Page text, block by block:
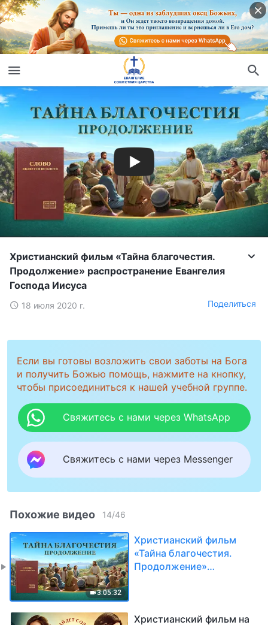
Христианский фильм «Тайна благочестия.
Продолжение» распространение Евангелия
Господа Иисуса
18 июля 2020 г. Поделиться
Если вы готовы возложить свои заботы на Бога
и получить Божью помощь, нажмите на кнопку,
чтобы присоединиться к нашей учебной группе.
Свяжитесь с нами через WhatsApp
Свяжитесь с нами через Messenger
Похожие видео 14/46
3:05:32
Христианский фильм
«Тайна благочестия.
Продолжение»
Христианский фильм на